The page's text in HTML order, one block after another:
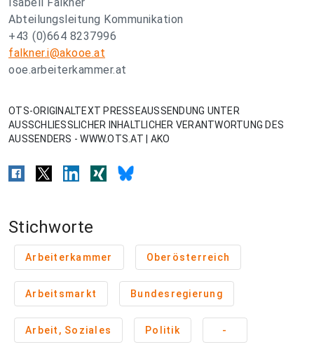
Abteilungsleitung Kommunikation
+43 (0)664 8237996
falkner.i@akooe.at
ooe.arbeiterkammer.at
OTS-ORIGINALTEXT PRESSEAUSSENDUNG UNTER
AUSSCHLIESSLICHER INHALTLICHER VERANTWORTUNG DES
AUSSENDERS - WWW.OTS.AT | AKO
Stichworte
Arbeiterkammer Oberösterreich
Arbeitsmarkt Bundesregierung
Arbeit, Soziales Politik -